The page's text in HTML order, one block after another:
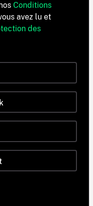
Conditions
avez lu et
des